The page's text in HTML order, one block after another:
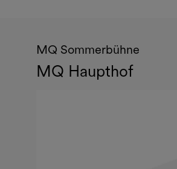
MQ Sommerbühne
MQ Haupthof